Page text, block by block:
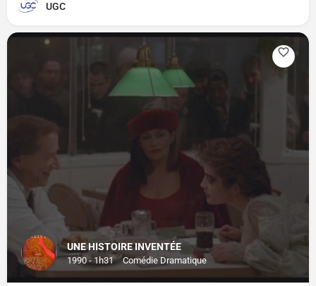
UGC
UNE HISTOIRE INVENTÉE
1990 - 1h31 Comédie Dramatique